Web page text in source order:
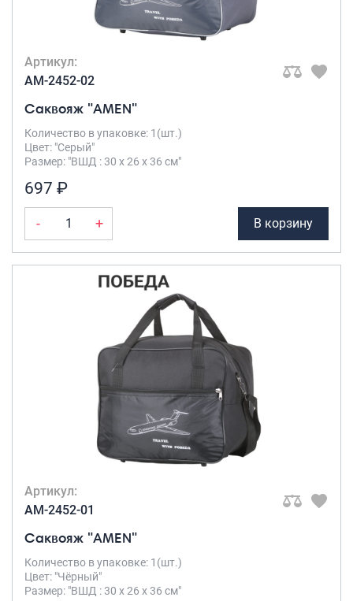
Артикул:
AM-2452-02
Саквояж "AMEN"
Количество в упаковке: 1(шт.)
Цвет: "Серый"
Размер: "ВШД : 30 х 26 х 36 см"
697 ₽
- + В корзину
Артикул:
AM-2452-01
Саквояж "AMEN"
Количество в упаковке: 1(шт.)
Цвет: "Чёрный"
Размер: "ВШД : 30 х 26 х 36 см"